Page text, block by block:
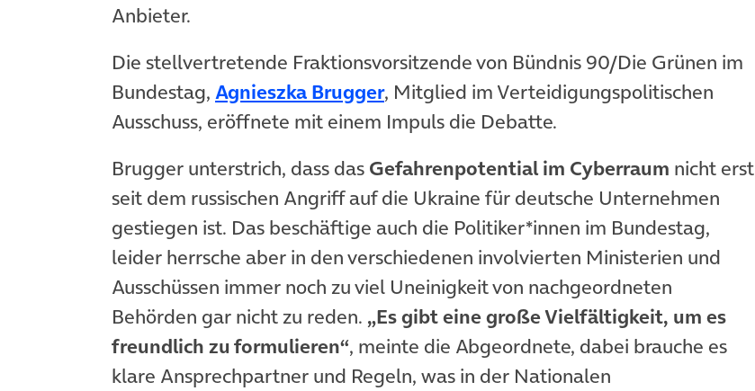
Anbieter.
Die stellvertretende Fraktionsvorsitzende von Bündnis 90/Die Grünen im
Bundestag, Agnieszka Brugger, Mitglied im Verteidigungspolitischen
Ausschuss, eröffnete mit einem Impuls die Debatte.
Brugger unterstrich, dass das Gefahrenpotential im Cyberraum nicht erst
seit dem russischen Angriff auf die Ukraine für deutsche Unternehmen
gestiegen ist. Das beschäftige auch die Politiker*innen im Bundestag,
leider herrsche aber in den verschiedenen involvierten Ministerien und
Ausschüssen immer noch zu viel Uneinigkeit von nachgeordneten
Behörden gar nicht zu reden. „Es gibt eine große Vielfältigkeit, um es
freundlich zu formulieren“, meinte die Abgeordnete, dabei brauche es
klare Ansprechpartner und Regeln, was in der Nationalen